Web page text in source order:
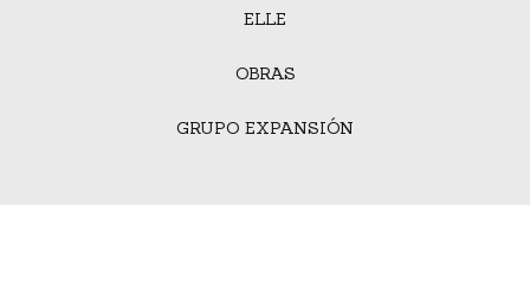
ELLE
OBRAS
GRUPO EXPANSIÓN